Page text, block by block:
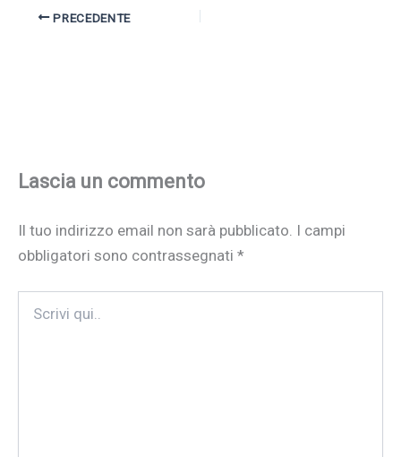
PRECEDENTE
Lascia un commento
Il tuo indirizzo email non sarà pubblicato. I campi
obbligatori sono contrassegnati *
qui..